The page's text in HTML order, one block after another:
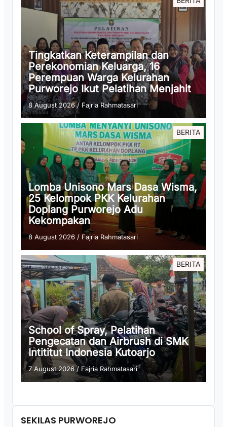
Tingkatkan Keterampilan dan
Perekonomian Keluarga, 16
Perempuan Warga Kelurahan
Purworejo Ikut Pelatihan Menjahit
8 August 2026/ Fajria Rahmatasari
BERITA
Lomba Unisono Mars Dasa Wisma,
25 Kelompok PKK Kelurahan
Doplang Purworejo Adu
Kekompakan
8 August 2026 / Fajria Rahmatasari
BERITA
School of Spray, Pelatihan
Pengecatan dan Airbrush di SMK
Intititut Indonesia Kutoarjo
7 August 2026/ Fajria Rahmatasari
SEKILAS PURWOREJO